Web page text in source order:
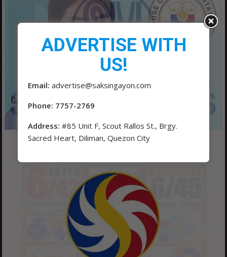
ADVERTISE WITH
US!
Email: advertise@saksingayon.com
Phone: 7757-2769
Address: #85 Unit F, Scout Rallos St., Brgy.
Sacred Heart, Diliman, Quezon City